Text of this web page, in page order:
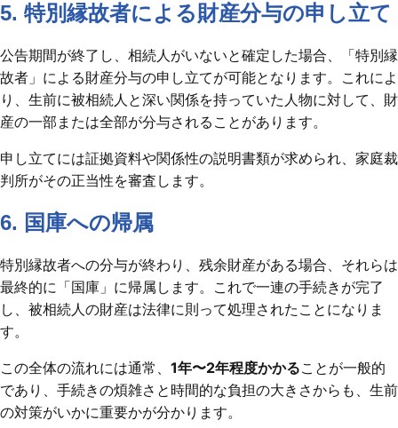
5. 特別縁故者による財産分与の申し立て
公告期間が終了し、相続人がいないと確定した場合、「特別縁
故者」による財産分与の申し立てが可能となります。これによ
り、生前に被相続人と深い関係を持っていた人物に対して、財
産の一部または全部が分与されることがあります。
申し立てには証拠資料や関係性の説明書類が求められ、家庭裁
判所がその正当性を審査します。
6. 国庫への帰属
特別縁故者への分与が終わり、残余財産がある場合、それらは
最終的に「国庫」に帰属します。これで一連の手続きが完了
し、被相続人の財産は法律に則って処理されたことになりま
す。
この全体の流れには通常、 1年〜2年程度かかることが一般的
であり、手続きの煩雑さと時間的な負担の大きさからも、生前
の対策がいかに重要かが分かります。